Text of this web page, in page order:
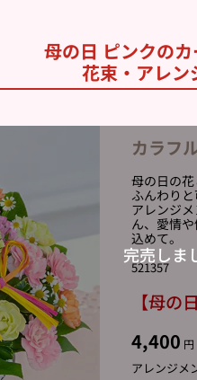
母の日 ピンクの
花束・アレン
カラフ
母の日の
ふんわり
アレンジ
ん、愛情
込めて。
521357
【母
4,400 円
アレンジメ